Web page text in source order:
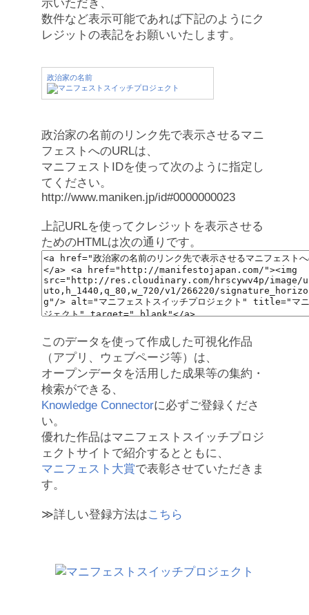
示いただき、
数件など表示可能であれば下記のようにク
レジットの表記をお願いいたします。
政治家の名前
政治家の名前のリンク先で表示させるマニ
フェストへのURLは、
マニフェストIDを使って次のように指定し
てください。
http://www.maniken.jp/id#0000000023
上記URLを使ってクレジットを表示させる
ためのHTMLは次の通りです。
このデータを使って作成した可視化作品
（アプリ、ウェブページ等）は、
オープンデータを活用した成果等の集約・
検索ができる、
Knowledge Connectorに必ずご登録くださ
い。
優れた作品はマニフェストスイッチプロジ
ェクトサイトで紹介するとともに、
マニフェスト大賞で表彰させていただきま
す。
≫詳しい登録方法はこちら